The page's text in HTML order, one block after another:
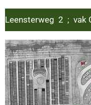
Leensterweg 2 ;